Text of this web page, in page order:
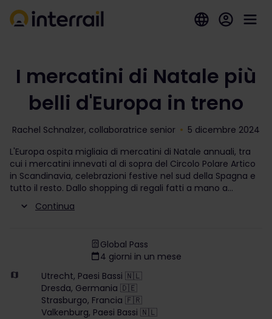
I mercatini di Natale più
belli d'Europa in treno
Rachel Schnalzer, collaboratrice senior
5 dicembre 2024
L'Europa ospita migliaia di mercatini di Natale annuali, tra
cui i mercatini innevati al di sopra del Circolo Polare Artico
in Scandinavia, celebrazioni festive nel sud della Spagna e
tutto il resto. Dallo shopping di regali fatti a mano a
Continua
Global Pass
4 giorni in un mese
Utrecht, Paesi Bassi 🇳🇱
Dresda, Germania 🇩🇪
Strasburgo, Francia 🇫🇷
Valkenburg, Paesi Bassi 🇳🇱